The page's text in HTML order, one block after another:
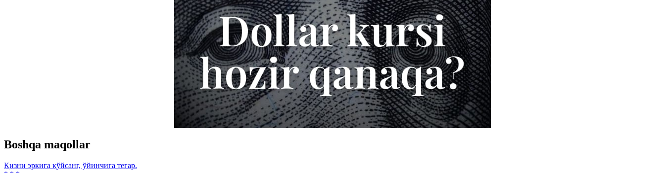
Boshqa maqollar
Қизни эркига қўйсанг, ўйинчига тегар.